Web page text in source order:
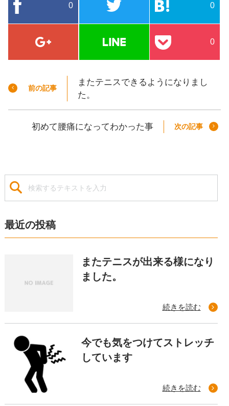
0 0
0
前の記事
またテニスできるようになりまし
た。
次の記事
初めて腰痛になってわかった事
最近の投稿
またテニスが出来る様になり
ました。
続きを読む
今でも気をつけてストレッチ
しています
続きを読む